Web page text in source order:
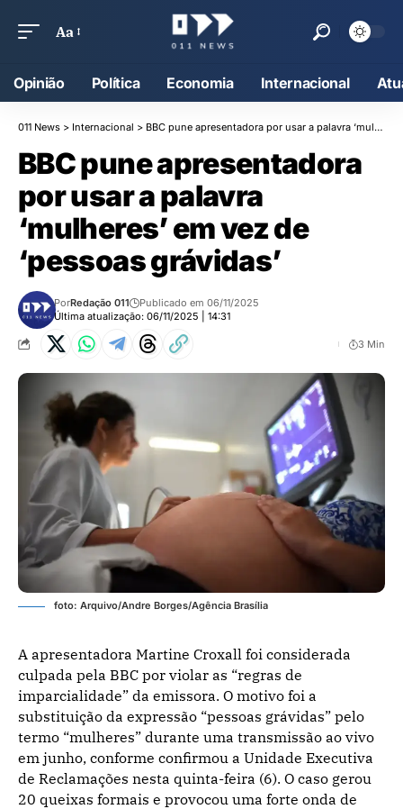
Aa
Opinião Política Economia Internacional
011 News > Internacional > BBC pune apresentadora por usar a palavra ‘mulheres’ em vez de ‘pessoas grávidas’
BBC pune apresentadora
por usar a palavra
‘mulheres’ em vez de
‘pessoas grávidas’
Última atualização: 06/11/2025 | 14:31
PorRedação 011 Publicado em 06/11/2025
3 Min
foto: Arquivo/Andre Borges/Agência Brasília
A apresentadora Martine Croxall foi considerada
culpada pela BBC por violar as “regras de
imparcialidade” da emissora. O motivo foi a
substituição da expressão “pessoas grávidas” pelo
termo “mulheres” durante uma transmissão ao vivo
em junho, conforme confirmou a Unidade Executiva
de Reclamações nesta quinta-feira (6). O caso gerou
20 queixas formais e provocou uma forte onda de